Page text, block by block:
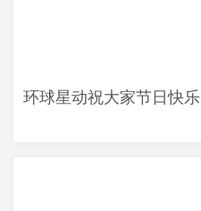
环球星动祝大家节日快乐